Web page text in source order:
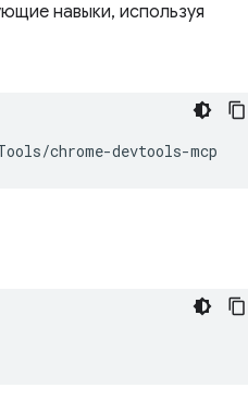
навыки, используя